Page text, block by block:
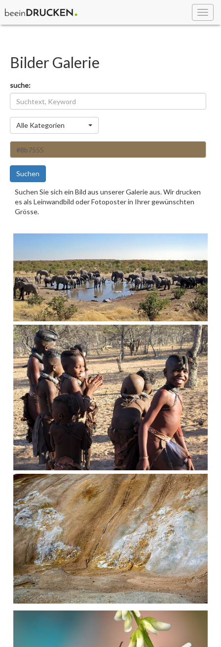
Bilder Galerie
suche:
Kategorie
Alle Kategorien
Suchen
Suchen Sie sich ein Bild aus unserer Galerie aus. Wir drucken
es als Leinwandbild oder Fotoposter in Ihrer gewünschten
Grösse.